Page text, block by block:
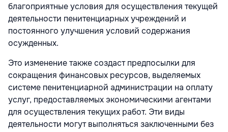
благоприятные условия для осуществления текущей
деятельности пенитенциарных учреждений и
постоянного улучшения условий содержания
осужденных.
Это изменение также создаст предпосылки для
сокращения финансовых ресурсов, выделяемых
системе пенитенциарной администрации на оплату
услуг, предоставляемых экономическими агентами
для осуществления текущих работ. Эти виды
деятельности могут выполняться заключенными без